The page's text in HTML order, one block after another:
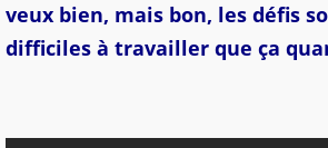
veux bien, mais bon, les défis
difficiles à travailler que ça